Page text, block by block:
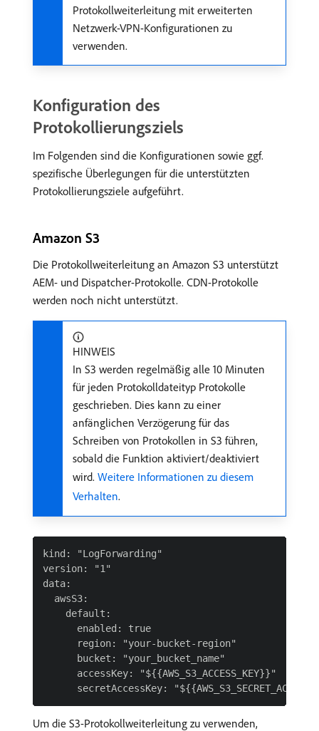
Protokollweiterleitung mit erweiterten
Netzwerk-VPN-Konfigurationen zu
verwenden.
Konfiguration des
Protokollierungsziels
Im Folgenden sind die Konfigurationen sowie ggf.
spezifische Überlegungen für die unterstützten
Protokollierungsziele aufgeführt.
Amazon S3
Die Protokollweiterleitung an Amazon S3 unterstützt
AEM- und Dispatcher-Protokolle. CDN-Protokolle
werden noch nicht unterstützt.
HINWEIS
In S3 werden regelmäßig alle 10 Minuten
für jeden Protokolldateityp Protokolle
geschrieben. Dies kann zu einer
anfänglichen Verzögerung für das
Schreiben von Protokollen in S3 führen,
sobald die Funktion aktiviert/deaktiviert
wird. Weitere Informationen zu diesem
Verhalten.
kind: "LogForwarding"
version: "1"
data:
  awsS3:
    default:
      enabled: true
      region: "your-bucket-region"
      bucket: "your_bucket_name"
      accessKey: "${{AWS_S3_ACCESS_KEY}}"
Um die S3-Protokollweiterleitung zu verwenden,